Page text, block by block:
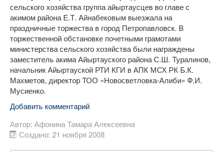
сельского хозяйства группа айыртаусцев во главе с
акимом района Е.Т. Айнабековым выезжала на
праздничные торжества в город Петропавловск. В
торжественной обстановке почетными грамотами
министерства сельского хозяйства были награждены
заместитель акима Айыртауского района С.Ш. Туралинов,
начальник Айыртауской РТИ КГИ в АПК МСХ РК Б.К.
Махметов, директор ТОО «Новосветловка-Алиби» Ф.И.
Мусиенко.
Добавить комментарий
Автор: Афонина Тамара Алексеевна
Создано: 21 ноября 2008